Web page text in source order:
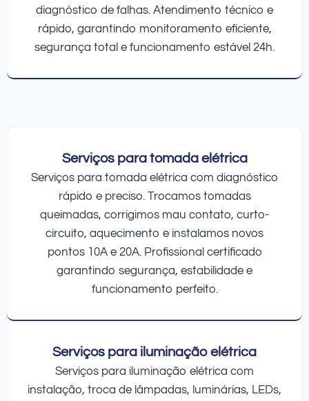
diagnóstico de falhas. Atendimento técnico e
rápido, garantindo monitoramento eficiente,
segurança total e funcionamento estável 24h.
Serviços para tomada elétrica
Serviços para tomada elétrica com diagnóstico
rápido e preciso. Trocamos tomadas
queimadas, corrigimos mau contato, curto-
circuito, aquecimento e instalamos novos
pontos 10A e 20A. Profissional certificado
garantindo segurança, estabilidade e
funcionamento perfeito.
Serviços para iluminação elétrica
Serviços para iluminação elétrica com
instalação, troca de lâmpadas, luminárias, LEDs,